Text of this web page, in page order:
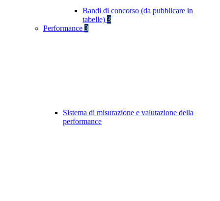
Bandi di concorso (da pubblicare in
tabelle) 3
Performance 3
Sistema di misurazione e valutazione della
performance